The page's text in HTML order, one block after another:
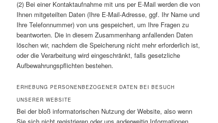
(2) Bei einer Kontaktaufnahme mit uns per E-Mail werden die von
Ihnen mitgeteilten Daten (Ihre E-Mail-Adresse, ggf. Ihr Name und
Ihre Telefonnummer) von uns gespeichert, um Ihre Fragen zu
beantworten. Die in diesem Zusammenhang anfallenden Daten
löschen wir, nachdem die Speicherung nicht mehr erforderlich ist,
oder die Verarbeitung wird eingeschränkt, falls gesetzliche
Aufbewahrungspflichten bestehen.
ERHEBUNG PERSONENBEZOGENER DATEN BEI BESUCH
UNSERER WEBSITE
Bei der bloß informatorischen Nutzung der Website, also wenn